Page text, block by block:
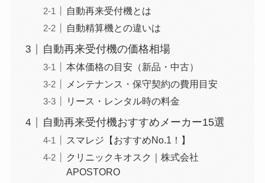
自動再来受付機とは
自動精算機との違いは
自動再来受付機の価格相場
本体価格の目安（新品・中古）
メンテナンス・保守契約の費用目安
リース・レンタル時の料金
自動再来受付機おすすめメーカー15選
スマレジ【おすすめNo.1！】
クリニックキオスク｜株式会社
APOSTORO